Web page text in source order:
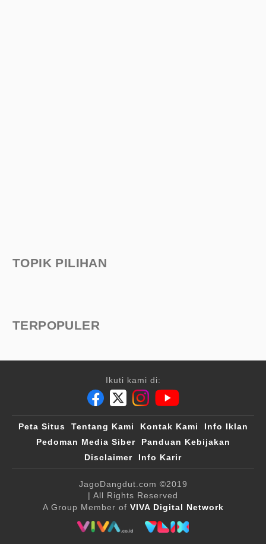
TOPIK PILIHAN
TERPOPULER
Ikuti kami di:
Peta Situs Tentang Kami Kontak Kami
Info Iklan
Pedoman Media Siber
Panduan Kebijakan
Disclaimer
Info Karir
JagoDangdut.com ©2019
| All Rights Reserved
A Group Member of VIVA Digital Network